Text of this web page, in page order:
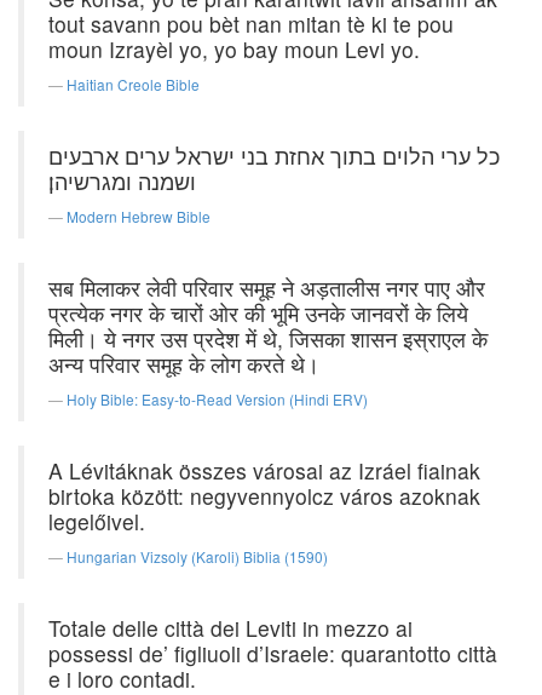
tout savann pou bèt nan mitan tè ki te pou
moun Izrayèl yo, yo bay moun Levi yo.
Haitian Creole Bible
כל ערי הלוים בתוך אחזת בני ישראל ערים ארבעים
ושמנה ומגרשיהן׃
Modern Hebrew Bible
सब मिलाकर लेवी परिवार समूह ने अड़तालीस नगर पाए और
प्रत्येक नगर के चारों ओर की भूमि उनके जानवरों के लिये
मिली। ये नगर उस प्रदेश में थे, जिसका शासन इस्राएल के
अन्य परिवार समूह के लोग करते थे।
Holy Bible: Easy-to-Read Version (Hindi ERV)
A Lévitáknak összes városai az Izráel fiainak
birtoka között: negyvennyolcz város azoknak
legelőivel.
Hungarian Vizsoly (Karoli) Biblia (1590)
Totale delle città dei Leviti in mezzo ai
possessi de’ figliuoli d’Israele: quarantotto città
e i loro contadi.